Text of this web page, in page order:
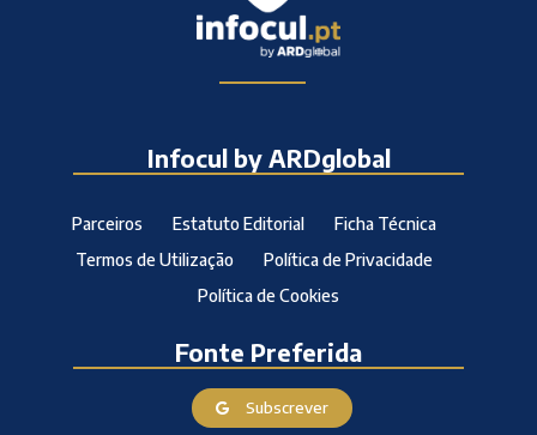
Infocul by ARDglobal
Parceiros Estatuto Editorial
Ficha Técnica
Termos de Utilização
Política de Privacidade
Política de Cookies
Fonte Preferida
Subscrever